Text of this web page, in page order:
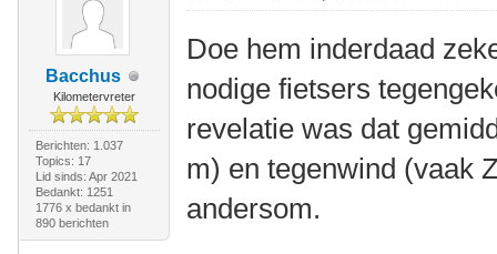
Bacchus
Kilometervreter
Berichten: 1.037
Topics: 17
Lid sinds: Apr 2021
Bedankt: 1251
1776 x bedankt in
890 berichten
Doe hem inderdaad
nodige fietsers
revelatie was dat
m) en tegenwind (vaak
andersom.